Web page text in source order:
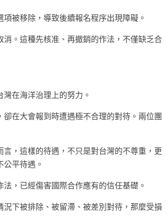
被移除，導致後續報名程序出現障礙。
。這種先核准、再撤銷的作法，不僅缺乏合
在海洋治理上的努力。
在大會報到時遭遇極不合理的對待。兩位團
，這樣的待遇，不只是對台灣的不尊重，更
平待遇。
，已經傷害國際合作應有的信任基礎。
下被排除、被留滯、被差別對待，那麼受損